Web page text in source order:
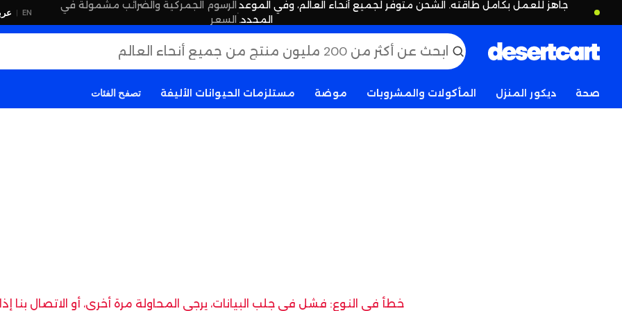
جاهز للعمل بكامل طاقته. الشحن متوفر لجميع أنحاء العالم، وفي الموعد
المحدد.
·
الرسوم الجمركية والضرائب مشمولة في
السعر
EN
|
صحة ديكور المنزل المأكولات والمشروبات موضة مستلزمات الحيوانات الأليفة تصفح الفئات
خطأ في النوع: فشل في جلب البيانات، يرجى المحاولة مرة أخرى، أو الاتصال بنا